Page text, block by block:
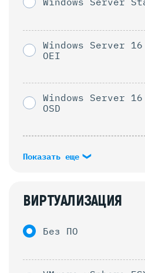
Windows Server
OEI
Windows Server
OSD
Показать еще
ВИРТУАЛИЗАЦИЯ
Без ПО